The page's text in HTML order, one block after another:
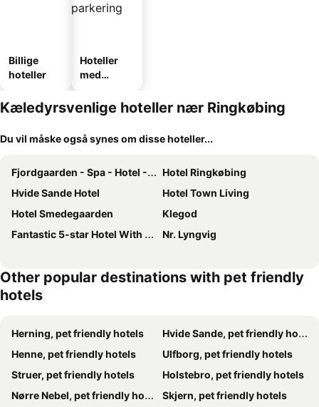
Billige
hoteller
Hoteller
med
Kæledyrsvenlige hoteller nær Ringkøbing
Du vil måske også synes om disse hoteller...
Fjordgaarden - Spa - Hotel - Konference
Hotel Ringkøbing
Hvide Sande Hotel
Hotel Town Living
Hotel Smedegaarden
Klegod
Fantastic 5-star Hotel With Swimming Pool For 10 People On The North Sea
Nr. Lyngvig
Other popular destinations with pet friendly
hotels
Herning, pet friendly hotels
Hvide Sande, pet friendly hotels
Henne, pet friendly hotels
Ulfborg, pet friendly hotels
Struer, pet friendly hotels
Holstebro, pet friendly hotels
Nørre Nebel, pet friendly hotels
Skjern, pet friendly hotels